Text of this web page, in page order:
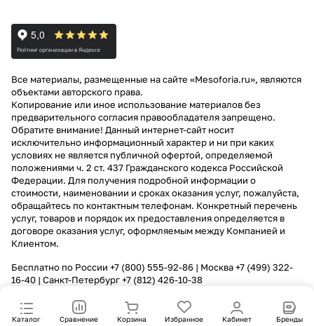
Каталог Сравнение Корзина Избранное Кабинет Бренды
Все материалы, размещенные на сайте «Mesoforia.ru», являются
объектами авторского права.
Копирование или иное использование материалов без
предварительного согласия правообладателя запрещено.
Обратите внимание! Данный интернет-сайт носит
исключительно информационный характер и ни при каких
условиях не является публичной офертой, определяемой
положениями ч. 2 ст. 437 Гражданского кодекса Российской
Федерации. Для получения подробной информации о
стоимости, наименовании и сроках оказания услуг, пожалуйста,
обращайтесь по контактным телефонам. Конкретный перечень
услуг, товаров и порядок их предоставления определяется в
договоре оказания услуг, оформляемым между Компанией и
Клиентом.
Бесплатно по России +7 (800) 555-92-86 | Москва+7 (499) 322-
16-40 | Санкт-Петербург+7 (812) 426-10-38